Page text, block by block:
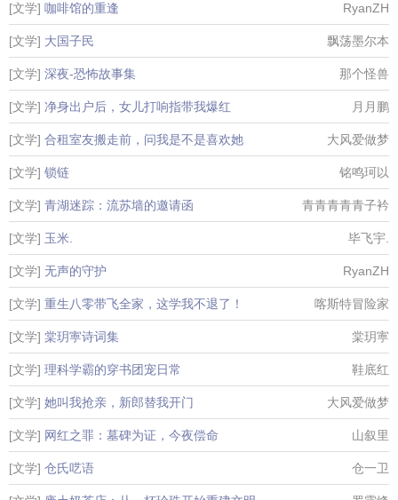
[文学] 咖啡馆的重逢 RyanZH
[文学] 大国子民 飘荡墨尔本
[文学] 深夜-恐怖故事集 那个怪兽
[文学] 净身出户后，女儿打响指带我爆红 月月鹏
[文学] 合租室友搬走前，问我是不是喜欢她 大风爱做梦
[文学] 锁链 铭鸣珂以
[文学] 青湖迷踪：流苏墙的邀请函 青青青青青子衿
[文学] 玉米. 毕飞宇.
[文学] 无声的守护 RyanZH
[文学] 重生八零带飞全家，这学我不退了！ 喀斯特冒险家
[文学] 棠玥寕诗词集 棠玥寕
[文学] 理科学霸的穿书团宠日常 鞋底红
[文学] 她叫我抢亲，新郎替我开门 大风爱做梦
[文学] 网红之罪：墓碑为证，今夜偿命 山叙里
[文学] 仓氏呓语 仓一卫